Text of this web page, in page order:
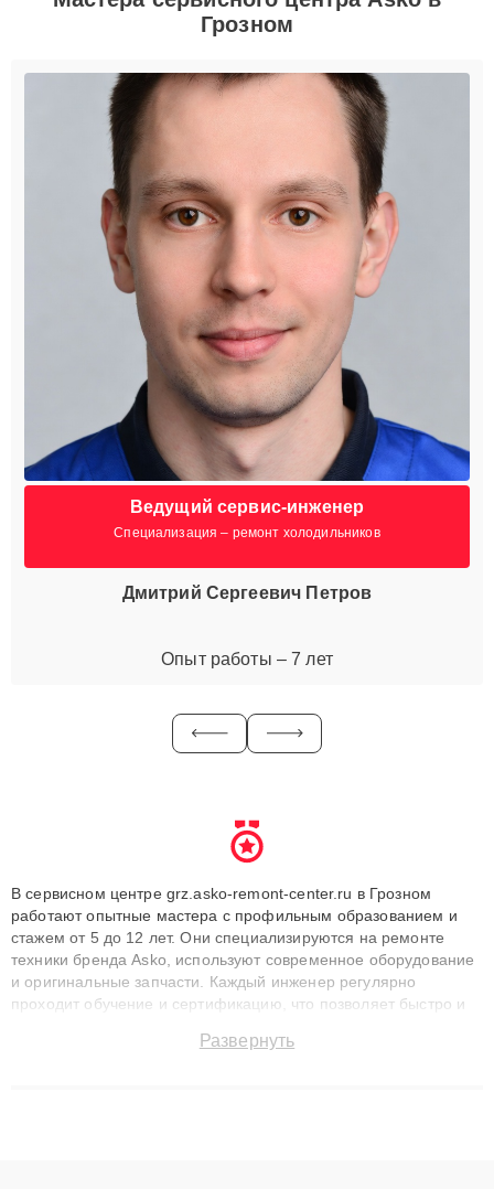
Грозном
Ведущий сервис-инженер
Специализация – ремонт холодильников
Дмитрий Сергеевич Петров
Опыт работы – 7 лет
В сервисном центре grz.asko-remont-center.ru в Грозном
работают опытные мастера с профильным образованием и
стажем от 5 до 12 лет. Они специализируются на ремонте
техники бренда Asko, используют современное оборудование
и оригинальные запчасти. Каждый инженер регулярно
проходит обучение и сертификацию, что позволяет быстро и
сохранением гарантии до 3 лет. Наши мастера решают
Развернуть